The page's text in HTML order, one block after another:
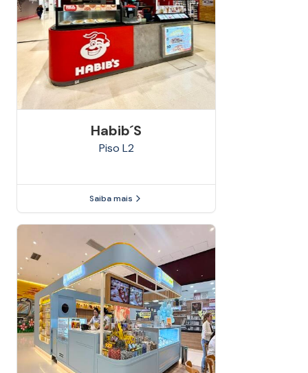
Habib´s
Piso L2
Saiba mais